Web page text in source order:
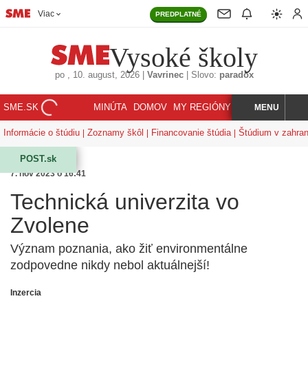
Viac PREDPLATNÉ
Vysoké školy
po, 10. august, 2026| Vavrinec| Slovo: paradox
SME.SK MINÚTA DOMOV MY REGIÓNY KORZÁR
HĽADAJMENU
Informácie o štúdiu Zoznamy škôl Financovanie štúdia Štúdium v
POST.sk
7. nov 2023 o 16:41
Technická univerzita vo
Zvolene
Význam poznania, ako žiť environmentálne
zodpovedne nikdy nebol aktuálnejší!
Inzercia